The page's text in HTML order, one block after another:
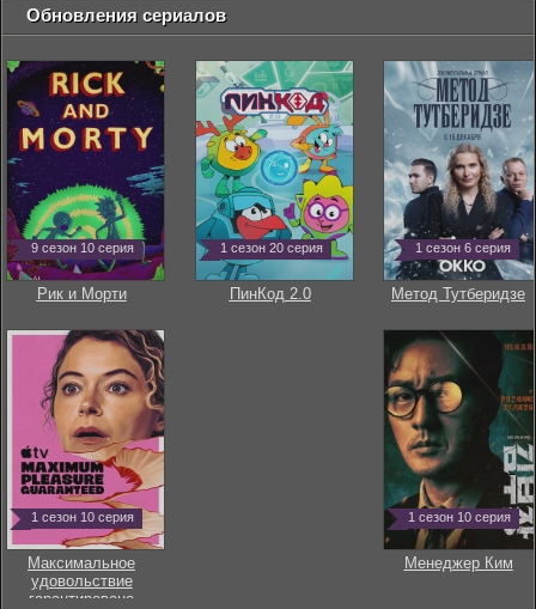
Обновления сериалов
9 сезон 10 серия
Рик и Морти
1 сезон 20 серия
ПинКод 2.0
1 сезон 6 серия
Метод Тутберидзе
1 сезон 10 серия
Максимальное
удовольствие
гарантировано
1 сезон 10 серия
Менеджер Ким